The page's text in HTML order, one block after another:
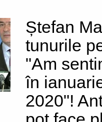
Ștefan
tunurile
"Am
în
2020"!